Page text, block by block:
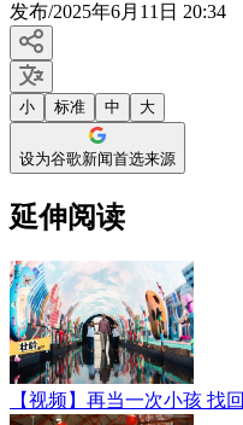
发布/2025年6月11日 20:34
小 标准 中 大
设为谷歌新闻首选来源
延伸阅读
【视频】再当一次小孩 找